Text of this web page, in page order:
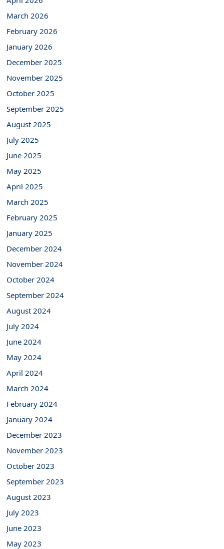
March 2026
February 2026
January 2026
December 2025
November 2025
October 2025
September 2025
August 2025
July 2025
June 2025
May 2025
April 2025
March 2025
February 2025
January 2025
December 2024
November 2024
October 2024
September 2024
August 2024
July 2024
June 2024
May 2024
April 2024
March 2024
February 2024
January 2024
December 2023
November 2023
October 2023
September 2023
August 2023
July 2023
June 2023
May 2023